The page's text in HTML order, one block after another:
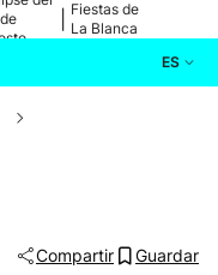
Fiestas de
La Blanca
ES
Compartir Guardar